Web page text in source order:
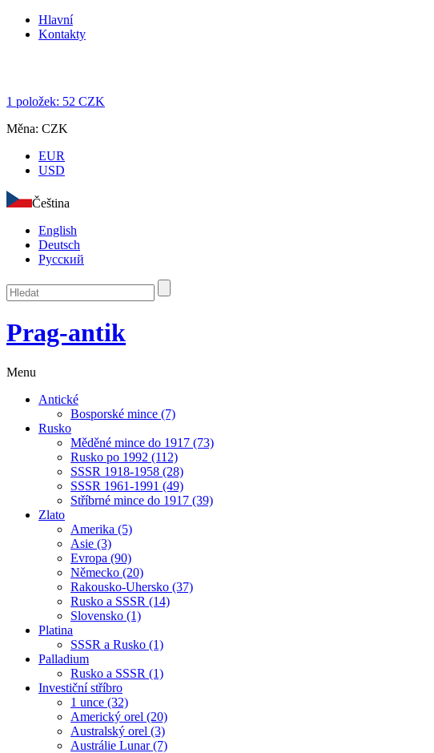
Hlavní
Kontakty
1 položek: 52 CZK
Měna: CZK
EUR
USD
Čeština
English
Deutsch
Русский
Prag-antik
Menu
Antické
Bosporské mince (7)
Rusko
Měděné mince do 1917 (73)
Rusko po 1992 (112)
SSSR 1918-1958 (28)
SSSR 1961-1991 (49)
Stříbrné mince do 1917 (39)
Zlato
Amerika (5)
Asie (3)
Evropa (90)
Německo (20)
Rakousko-Uhersko (37)
Rusko a SSSR (14)
Slovensko (1)
Platina
SSSR a Rusko (1)
Palladium
Rusko a SSSR (1)
Investiční stříbro
1 unce (32)
Americký orel (20)
Australský orel (3)
Austrálie Lunar (7)